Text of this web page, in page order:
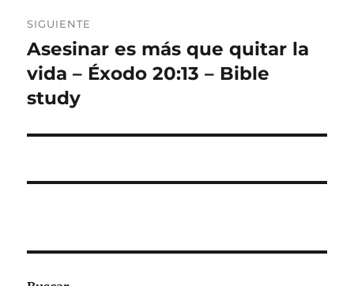
SIGUIENTE
Entrada
siguiente:
Asesinar es más que quitar la
vida – Éxodo 20:13 – Bible
study